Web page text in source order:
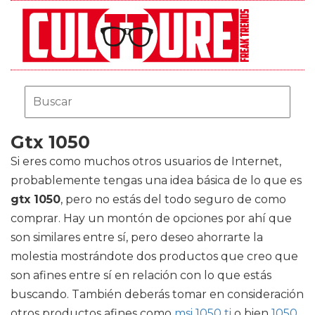
Gtx 1050
Si eres como muchos otros usuarios de Internet,
probablemente tengas una idea básica de lo que es
gtx 1050, pero no estás del todo seguro de como
comprar. Hay un montón de opciones por ahí que
son similares entre sí, pero deseo ahorrarte la
molestia mostrándote dos productos que creo que
son afines entre sí en relación con lo que estás
buscando. También deberás tomar en consideración